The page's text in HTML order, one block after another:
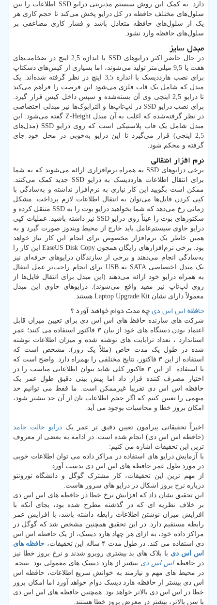
دارد. به کمک این روش سیستم مدیریتی درایو SSD اطلاعات را بین
سلول‌های مختلف حافظه در کل درایو پخش می‌کند تا حجم کاری هر
یک از سلول‌های حافظه متعادل باشد و فشار کاری مضاعفی بر
سلول‌های حافظه وارد نشود.
مبدل سایز
در حال حاضر اکثر درایوهای SSD با اندازه 2,5 اینچ در ضخامت‌های
هفت یا 9,5 میلی‌متر تولید می‌شوند، اما بسیاری از کیس‌های دسکتاپ
برای نصب هارددیسک با اندازه 3,5 اینچ در نظر گرفته شده‌اند. یک
مبدل که شامل یک قاب فلزی می‌شود این فرصت را فراهم می‌کند
تا درایو 2,5 اینچی وی آن بسته‌شده و سپس داخل کیس قرار گیرد.
برای نصب درایو SSD در لپ‌تاپ‌ها و الترابوک‌ها نیز مبدلی اختصاصی
در نظر گرفته‌شده که اغلب به آن مبدل Z-Height گفته می‌شود. این
مبدل شامل یک قاب پلاستیکی است که روی درایو SSD (مدل‌های
2,5 اینچی) قرار می‌گیرد تا این درایو به‌خوبی در محل خود جای
گرفته و محکم شود.
نرم افزار انتقالی
برخی درایوهای SSD به همراه نرم‌افزاری ارائه می‌شوند که به شما
برای انتقال اطلاعات هارددیسک به درایو SSD جدید کمک می‌کنند.
ممکن است بگویید این کار نیازی به نرم‌افزار نداشته و به‌سادگی با
کپی کردن فایل‌ها می‌توان به انتقال اطلاعات لازم پرداخت. مشکل
زمانی رخ می‌دهد که شما بخواهید درایو بوت را به SSD منتقل کرده و
سکتورهای بوت را عیناً روی درایو SSD نیز داشته باشید. عملیات کپی
درایو حاوی سیستم‌عامل باید خارج از محیط ویندوز صورت گیرد و به
همین خاطر یک نرم‌افزار مخصوص برای انجام این کار نیاز خواهد
بود. برخی نرم‌افزارهای رایگان همچون EaseUS Disk Copy این کار را
به‌سادگی انجام می‌دهند و برخی از سازندگان درایوهای حرفه‌ای نیز
یک مبدل اختصاصی SATA به USB برای انجام راحت‌تر عمل انتقال
به همراه درایو خود ارائه می‌دهند (این مبدل برای انتقال فایل‌ها از
روی لپ‌تاپ نیز مفید واقع می‌شوند). درایوهای حاوی این مبدل
معمولاً دارای نشان Laptop Upgrade Kit هستند.
حافظه اس اس دیچه مدت دوام خواهد آورد ؟
شرکت های سازنده حافظ های اس اس دی برای تعیین میزان قابل
اعتماد بودن دستگاه های خود از بیان ۳ فاکتور استفاده می کنند؛ عمر
استاندارد ، تعداد ترابایت های نوشته شده و میزان اطلاعات نوشته
شده در طول یک مدت خاص (مثلاً یک روز). مشخص است که
استفاده از این ۳ فاکتور، نتایج مختلفی را بهمراه دارد. واضح است که
با استفاده از این ۳ فاکتور کلی شاید بتوان اطلاعاتی مناسب را در
اختیار مصرف کننده قرار داد اما پیش بینی دقیق طول عمر یک
حافظه اس اس دی تقریبا غیرممکن است. ما فقط می توانیم حد
مبهمی را تعیین کنیم که اگر حجم اطلاعات تان از آن حد بیشتر شود،
امکان بروز خطا و محاسبات بوجود می آید.
اخیراً تحقیقاتی پیرامون تعیین دقیق تر عمر یک درایو حالت جامد
(حافظه اس اس دی) انجام شده است. در ادامه به بعضی از معروف
ترین این تحقیقات اشاره می کنیم:
با آزمایش درایو های استفاده در مراکز داده می توان اطلاعات خوبی
در مورد طول عمر حافظه های اس اس دی بدست آورد.
از مهم ترین این تحقیقات، کار مشترک گوگل و دانشگاه تورونتو
درباره نرخ بروز اشکال در درایو های سرور هاست.
این تحقیق نشان داد که افزایش نرخ خطا در حافظه های اس اس دی
بر خلاف نظریه ای که در گذشته مطرح شده بود، بجای آنکه با
افزایش میزان نوشتن اطلاعات رابطه داشته باشد، با افزایش عمر
رابطه مستقیم دارد. در این تحقیق همچنین مشخص شد که گوگل در
مراکز داده خود، به ازای هر چهاد هارد دیسک، از یک حافظه اس اس
دی استفاده می کند. در طول مدت ۴ ساله این تحقیقات،
حافظه های
اس اس دی با بلاک های بد بیشتری روبرو شدند و نرخ بروز خطا نیز
در حافظهاس اس دی بیشتر از هارد دیسک های معمولی بود. نتیجه:
در محیط های مهم و نیازمند به خوانش سریع اطلاعات، حافظه اس
اس دی بیشتر از حافظه هارد دیسک دوام خواهد آورد اما امکان بروز
خطا در اس اس دی بالاتر خواهد بود. همچنین حافظه های اس اس دی
با سن بالاتر، بیشتر در معرض بروز خطا هستند.